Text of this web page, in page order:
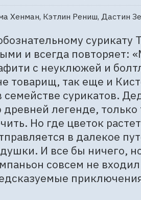
Хенман, Кэтлин Рениш, Дастин
и всегда повторяет:
с неуклюжей и
товарищ, так еще и
семействе сурикатов.
древней легенде,
Но где цветок
в далекое
И все бы ничего,
совсем не